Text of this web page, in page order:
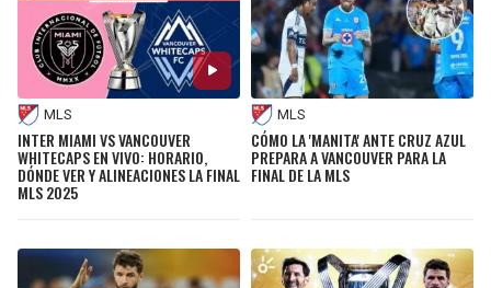
MLS
INTER MIAMI VS VANCOUVER
WHITECAPS EN VIVO: HORARIO,
DÓNDE VER Y ALINEACIONES LA FINAL
MLS 2025
MLS
CÓMO LA 'MANITA' ANTE CRUZ AZUL
PREPARA A VANCOUVER PARA LA
FINAL DE LA MLS